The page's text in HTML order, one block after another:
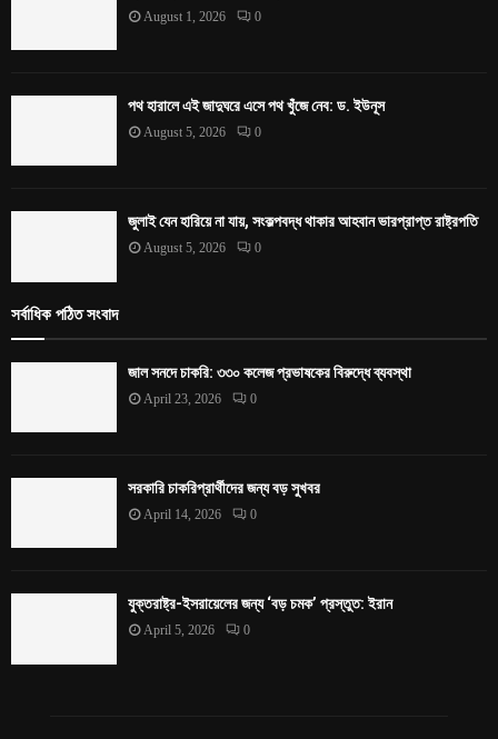
August 1, 2026 0
পথ হারালে এই জাদুঘরে এসে পথ খুঁজে নেব: ড. ইউনূস
August 5, 2026 0
জুলাই যেন হারিয়ে না যায়, সংকল্পবদ্ধ থাকার আহবান ভারপ্রাপ্ত রাষ্ট্রপতি
August 5, 2026 0
সর্বাধিক পঠিত সংবাদ
জাল সনদে চাকরি: ৩৩০ কলেজ প্রভাষকের বিরুদ্ধে ব্যবস্থা
April 23, 2026 0
সরকারি চাকরিপ্রার্থীদের জন্য বড় সুখবর
April 14, 2026 0
যুক্তরাষ্ট্র-ইসরায়েলের জন্য ‘বড় চমক’ প্রস্তুত: ইরান
April 5, 2026 0